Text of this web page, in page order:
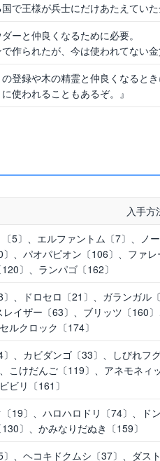
国で王様が兵士にだけあたえていた
ーと仲良くなるために必要。
で作られたが、今は使われてない金
登録や木の精霊と仲良くなるとき
に使われることもあるぞ。』
入手方
5〕、エルファントム〔7〕、ノ
〕、パオパピオン〔106〕、ファ
〕、ランパゴ〔162〕
〕、ドロセロ〔21〕、ガランガル
レイザー〔63〕、ブリッツ〔160
ルクロック〔174〕
〕、カビダンゴ〔33〕、しびれフ
こけだんご〔119〕、アネモネ
ビリ〔161〕
19〕、ハロハロドリ〔74〕、ド
〕、かみなりだぬき〔159〕
、ヘコキドクムシ〔37〕、ダス